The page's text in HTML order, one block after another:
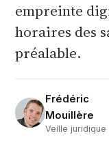
empreinte
horaires des
préalable.
Frédéric
Mouillère
Veille juridique